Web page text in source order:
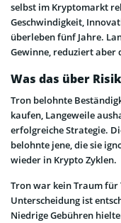
selbst im Kryptomarkt
Geschwindigkeit,
überleben fünf Jahre.
Gewinne, reduziert aber
Was das über
Tron belohnte
kaufen, Langeweile
erfolgreiche Strategie.
belohnte jene, die sie
wieder in Krypto Zyklen.
Tron war kein Traum für
Unterscheidung ist
Niedrige Gebühren